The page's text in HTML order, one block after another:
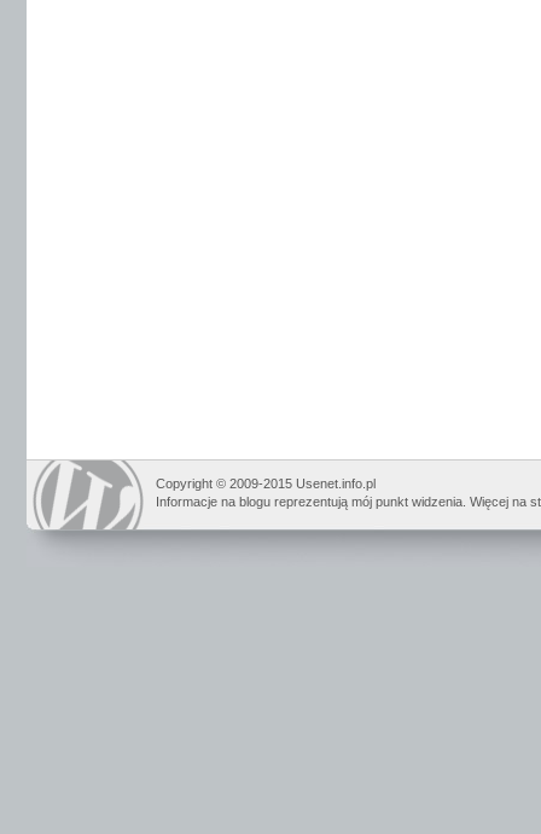
Copyright © 2009-2015 Usenet.info.pl
Informacje na blogu reprezentują mój punkt widzenia. Więcej na